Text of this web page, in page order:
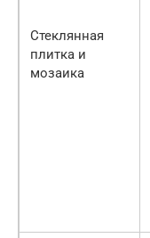
Стеклянная
плитка и
мозаика